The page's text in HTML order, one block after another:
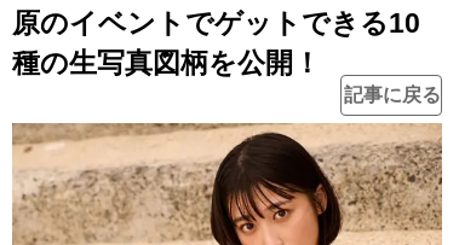
原のイベントでゲットできる10
種の生写真図柄を公開！
記事に戻る